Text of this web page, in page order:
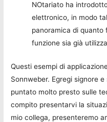
NOtariato ha
elettronico, in modo
panoramica di
funzione sia già
Questi esempi di
Sonnweber. Egregi signore
puntato molto presto sulle
compito presentarvi la
mio collega, presenteremo